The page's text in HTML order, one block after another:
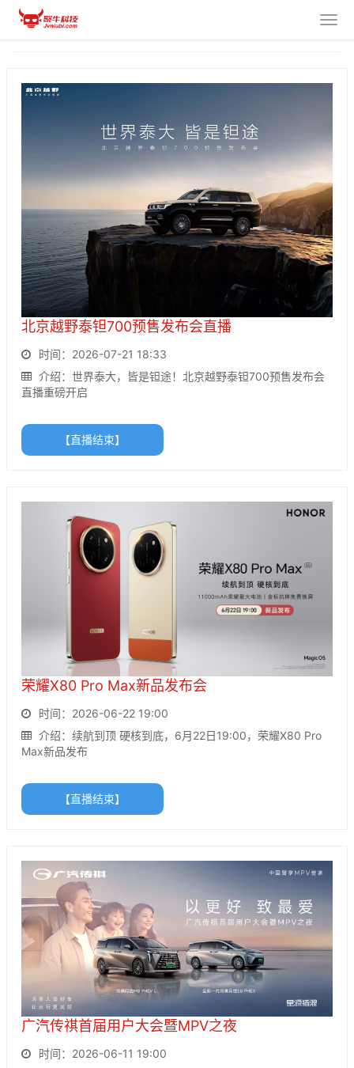
北京越野泰钽700预售发布会直播
时间：2026-07-21 18:33
介绍：世界泰大，皆是钽途！北京越野泰钽700预售发布会
直播重磅开启
【直播结束】
荣耀X80 Pro Max新品发布会
时间：2026-06-22 19:00
介绍：续航到顶 硬核到底，6月22日19:00，荣耀X80 Pro
Max新品发布
【直播结束】
广汽传祺首届用户大会暨MPV之夜
时间：2026-06-11 19:00